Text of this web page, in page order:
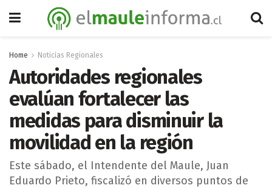
Home Noticias Regionales
Autoridades regionales
evalúan fortalecer las
medidas para disminuir la
movilidad en la región
Este sábado, el Intendente del Maule, Juan
Eduardo Prieto, fiscalizó en diversos puntos de